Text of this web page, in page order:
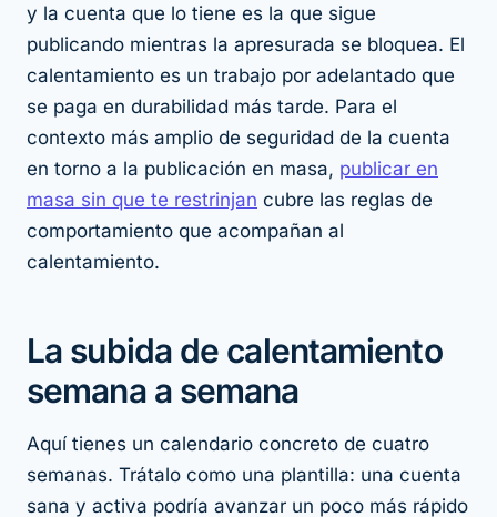
y la cuenta que lo tiene es la que sigue
publicando mientras la apresurada se bloquea. El
calentamiento es un trabajo por adelantado que
se paga en durabilidad más tarde. Para el
contexto más amplio de seguridad de la cuenta
en torno a la publicación en masa, publicar en
masa sin que te restrinjan cubre las reglas de
comportamiento que acompañan al
calentamiento.
La subida de calentamiento
semana a semana
Aquí tienes un calendario concreto de cuatro
semanas. Trátalo como una plantilla: una cuenta
sana y activa podría avanzar un poco más rápido